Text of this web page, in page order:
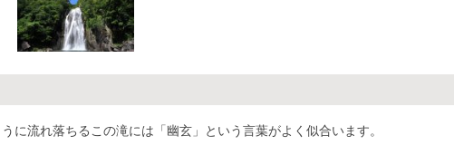
流れ落ちるこの滝には「幽玄」という言葉がよく似合います。